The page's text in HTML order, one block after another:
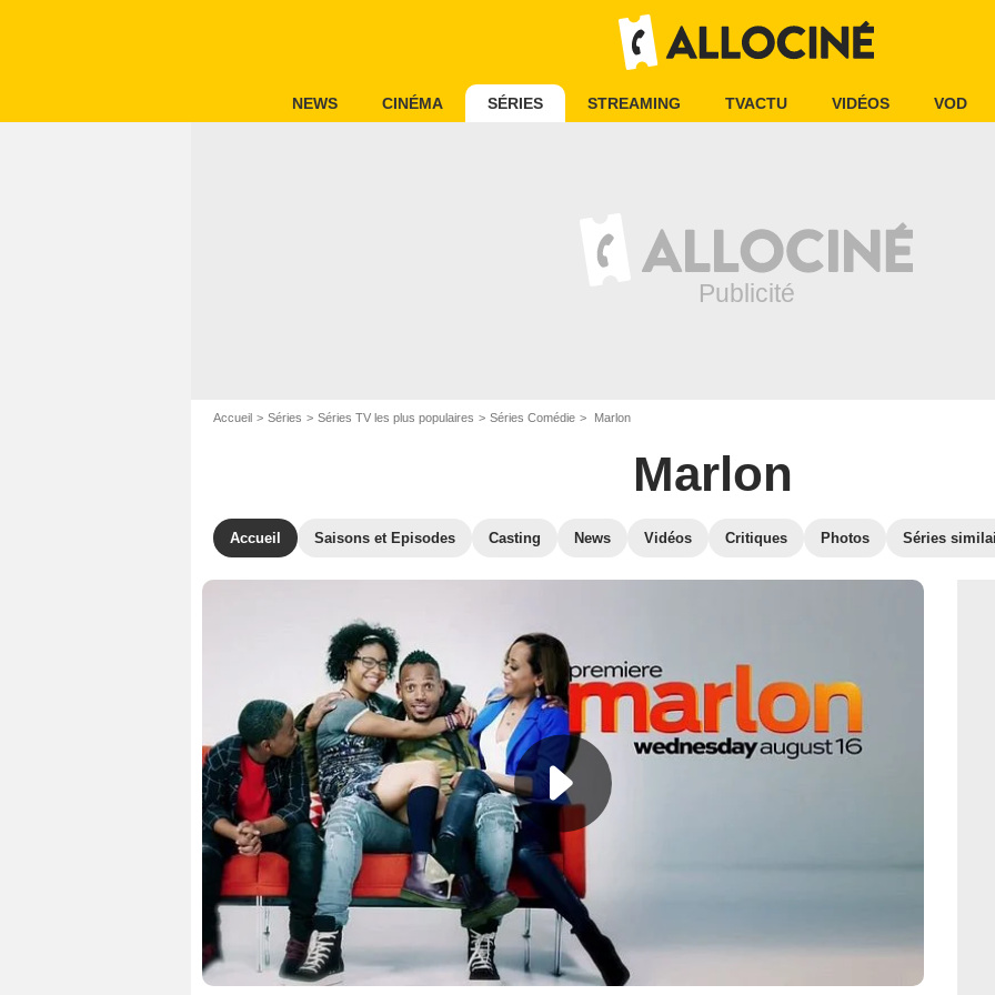
NEWS CINÉMA SÉRIES STREAMING TVACTU VIDÉOS VOD
Accueil Séries Séries TV les plus populaires Séries Comédie Marlon
Marlon
Accueil Saisons et Episodes Casting News Vidéos Critiques Photos Séries